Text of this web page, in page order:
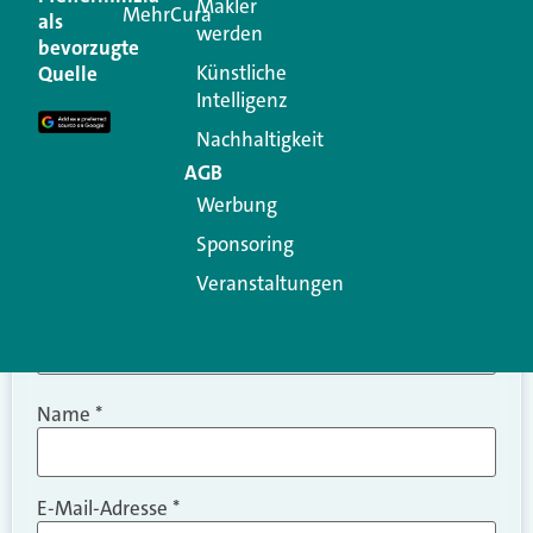
Ihre E-Mail-Adresse wird nicht veröffentlicht.
Erforderliche Felder sind mit
Kommentar
Name *
E-Mail-Adresse *
als
bevorzugte
Quelle
MehrCuraMakler
werden
Künstliche
Intelligenz
Nachhaltigkeit
AGB
Werbung
Sponsoring
Veranstaltungen